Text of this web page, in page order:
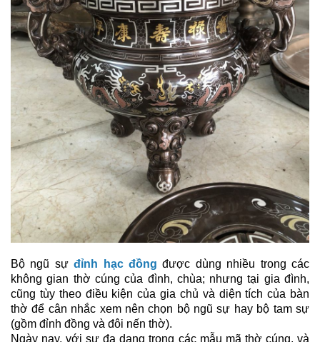
Bộ ngũ sự đỉnh hạc đồng được dùng nhiều trong các
không gian thờ cúng của đình, chùa; nhưng tại gia đình,
cũng tùy theo điều kiện của gia chủ và diện tích của bàn
thờ để cân nhắc xem nên chọn bộ ngũ sự hay bộ tam sự
(gồm đỉnh đồng và đôi nến thờ).
Ngày nay, với sự đa dạng trong các mẫu mã thờ cúng, và